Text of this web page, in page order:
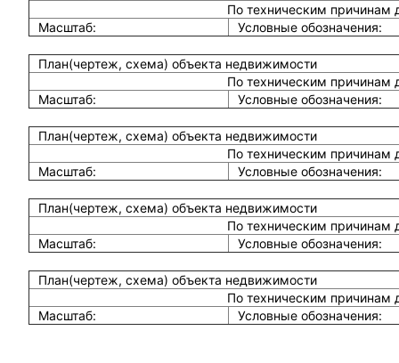
По техническим причинам
Масштаб:
Условные обозначения:
План(чертеж, схема) объекта недвижимости
По техническим причинам
Масштаб:
Условные обозначения:
План(чертеж, схема) объекта недвижимости
По техническим причинам
Масштаб:
Условные обозначения:
План(чертеж, схема) объекта недвижимости
По техническим причинам
Масштаб:
Условные обозначения:
План(чертеж, схема) объекта недвижимости
По техническим причинам
Масштаб:
Условные обозначения: